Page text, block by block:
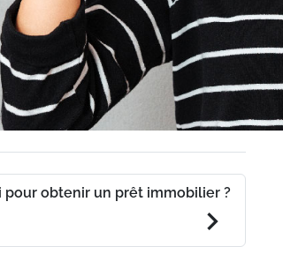
pour obtenir un prêt immobilier ?
chevron_right